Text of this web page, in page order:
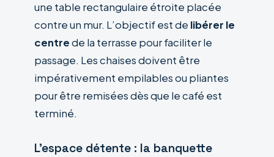
une table rectangulaire étroite placée
contre un mur. L’objectif est de libérer le
centrede la terrasse pour faciliter le
passage. Les chaises doivent être
impérativement empilables ou pliantes
pour être remisées dès que le café est
terminé.
L’espace détente : la banquette